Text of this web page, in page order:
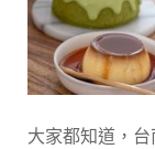
大家都知道，